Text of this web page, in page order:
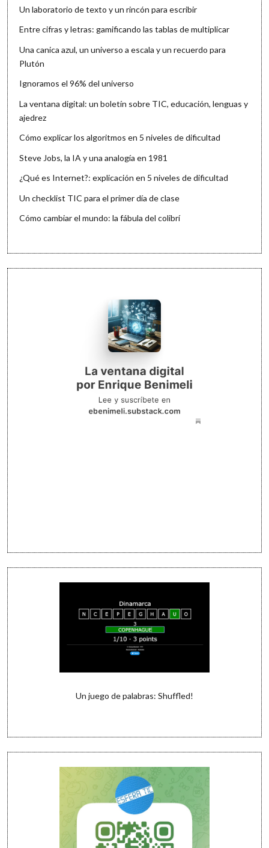
Un laboratorio de texto y un rincón para escribir
Entre cifras y letras: gamificando las tablas de multiplicar
Una canica azul, un universo a escala y un recuerdo para
Plutón
Ignoramos el 96% del universo
La ventana digital: un boletín sobre TIC, educación, lenguas y
ajedrez
Cómo explicar los algoritmos en 5 niveles de dificultad
Steve Jobs, la IA y una analogía en 1981
¿Qué es Internet?: explicación en 5 niveles de dificultad
Un checklist TIC para el primer día de clase
Cómo cambiar el mundo: la fábula del colibrí
Un juego de palabras: Shuffled!